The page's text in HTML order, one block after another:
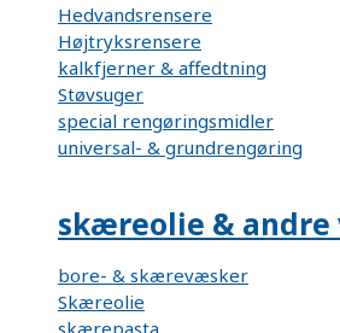
Hedvandsrensere
Højtryksrensere
kalkfjerner & affedtning
Støvsuger
special rengøringsmidler
universal- & grundrengøring
skæreolie &
bore- & skærevæsker
Skæreolie